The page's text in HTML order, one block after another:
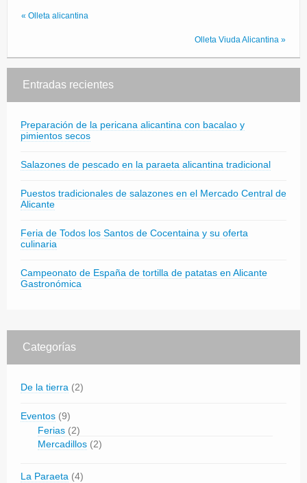
« Olleta alicantina
Olleta Viuda Alicantina »
Entradas recientes
Preparación de la pericana alicantina con bacalao y
pimientos secos
Salazones de pescado en la paraeta alicantina tradicional
Puestos tradicionales de salazones en el Mercado Central de
Alicante
Feria de Todos los Santos de Cocentaina y su oferta
culinaria
Campeonato de España de tortilla de patatas en Alicante
Gastronómica
Categorías
De la tierra (2)
Eventos (9)
Ferias (2)
Mercadillos (2)
La Paraeta (4)